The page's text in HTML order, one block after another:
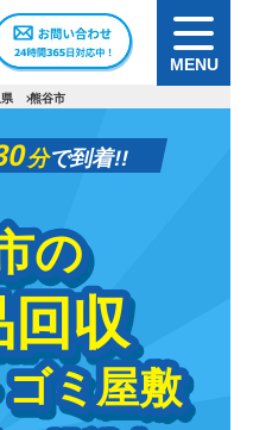
MENU
熊谷市
分で到着!!
の
の
回収
回収
ミ屋敷
ミ屋敷